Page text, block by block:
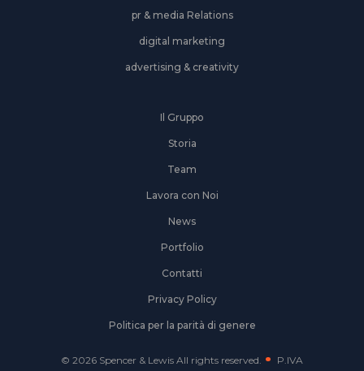
pr & media Relations
digital marketing
advertising & creativity
Il Gruppo
Storia
Team
Lavora con Noi
News
Portfolio
Contatti
Privacy Policy
Politica per la parità di genere
© 2026 Spencer & Lewis All rights reserved.
P.IVA